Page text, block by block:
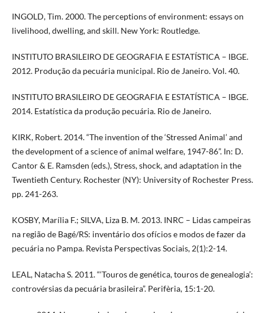
INGOLD, Tim. 2000. The perceptions of environment: essays on
livelihood, dwelling, and skill. New York: Routledge.
INSTITUTO BRASILEIRO DE GEOGRAFIA E ESTATÍSTICA – IBGE.
2012. Produção da pecuária municipal. Rio de Janeiro. Vol. 40.
INSTITUTO BRASILEIRO DE GEOGRAFIA E ESTATÍSTICA – IBGE.
2014. Estatística da produção pecuária. Rio de Janeiro.
KIRK, Robert. 2014. “The invention of the ‘Stressed Animal’ and
the development of a science of animal welfare, 1947-86”. In: D.
Cantor & E. Ramsden (eds.), Stress, shock, and adaptation in the
Twentieth Century. Rochester (NY): University of Rochester Press.
pp. 241-263.
KOSBY, Marília F.; SILVA, Liza B. M. 2013. INRC – Lidas campeiras
na região de Bagé/RS: inventário dos ofícios e modos de fazer da
pecuária no Pampa. Revista Perspectivas Sociais, 2(1):2-14.
LEAL, Natacha S. 2011. “‘Touros de genética, touros de genealogia’:
controvérsias da pecuária brasileira”. Perifèria, 15:1-20.